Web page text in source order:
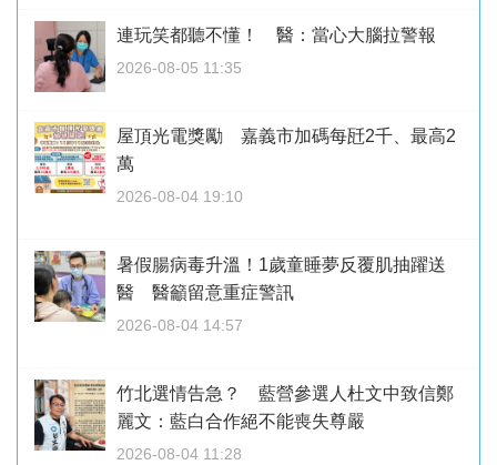
連玩笑都聽不懂！ 醫：當心大腦拉警報
2026-08-05 11:35
屋頂光電獎勵 嘉義市加碼每瓩2千、最高2
萬
2026-08-04 19:10
暑假腸病毒升溫！1歲童睡夢反覆肌抽躍送
醫 醫籲留意重症警訊
2026-08-04 14:57
竹北選情告急？ 藍營參選人杜文中致信鄭
麗文：藍白合作絕不能喪失尊嚴
2026-08-04 11:28